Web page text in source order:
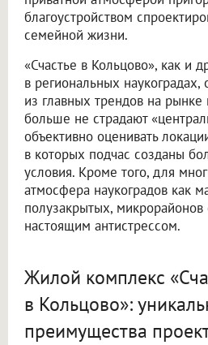
благоустройством
семейной жизни.
«Счастье в Кольцово», как и
в региональных наукоградах,
из главных трендов на
больше не страдают
объективно оценивать
в которых подчас созданы
условия. Кроме того, для
атмосфера наукоградов как
полузакрытых, микрорайонов
настоящим антистрессом.
Жилой комплекс
в Кольцово»:
преимущества